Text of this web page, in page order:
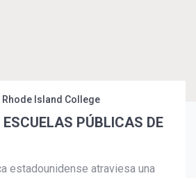
Rhode Island College
PÚBLICAS DE
estadounidense atraviesa una